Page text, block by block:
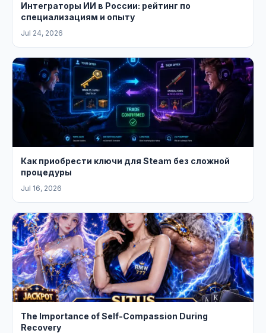
Интеграторы ИИ в России: рейтинг по
специализациям и опыту
Jul 24, 2026
Как приобрести ключи для Steam без сложной
процедуры
Jul 16, 2026
The Importance of Self-Compassion During
Recovery